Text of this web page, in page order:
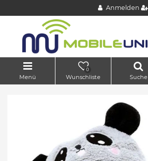
Anmelden
Menü
0
Wunschliste Suche